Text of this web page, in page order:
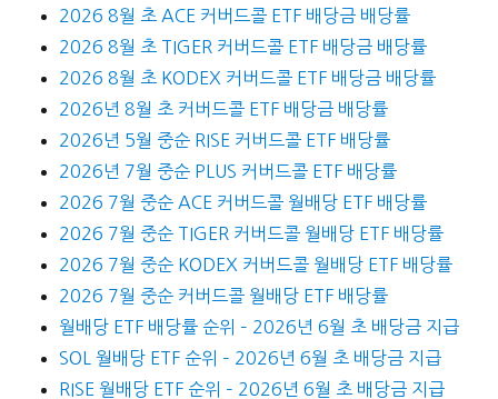
2026 8월 초 ACE 커버드콜 ETF 배당금 배당률
2026 8월 초 TIGER 커버드콜 ETF 배당금 배당률
2026 8월 초 KODEX 커버드콜 ETF 배당금 배당률
2026년 8월 초 커버드콜 ETF 배당금 배당률
2026년 5월 중순 RISE 커버드콜 ETF 배당률
2026년 7월 중순 PLUS 커버드콜 ETF 배당률
2026 7월 중순 ACE 커버드콜 월배당 ETF 배당률
2026 7월 중순 TIGER 커버드콜 월배당 ETF 배당률
2026 7월 중순 KODEX 커버드콜 월배당 ETF 배당률
2026 7월 중순 커버드콜 월배당 ETF 배당률
월배당 ETF 배당률 순위 – 2026년 6월 초 배당금 지급
SOL 월배당 ETF 순위 – 2026년 6월 초 배당금 지급
RISE 월배당 ETF 순위 – 2026년 6월 초 배당금 지급